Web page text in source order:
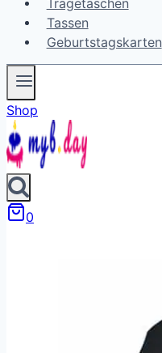
Tassen
Geburtstagskarten
Shop
0